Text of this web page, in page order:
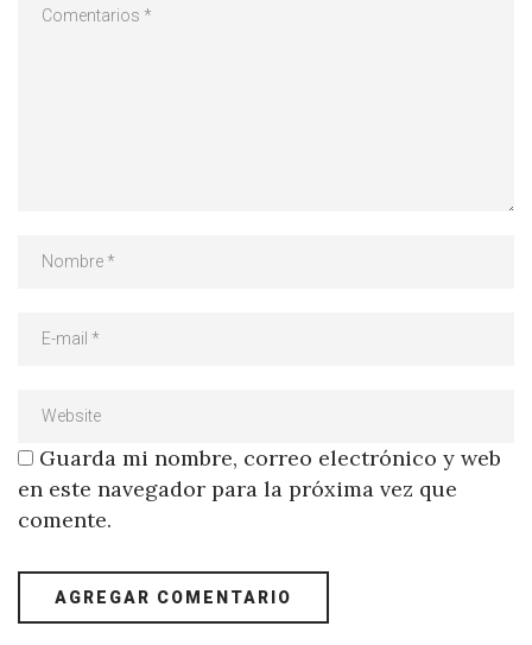
Guarda mi nombre, correo electrónico y web
en este navegador para la próxima vez que
comente.